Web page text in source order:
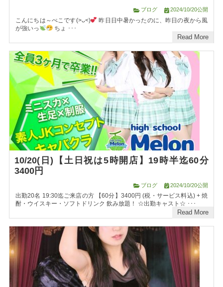
ブログ 2024/10/20公開
こんにちは～ぺこです(>ᴗ<)
昨日日中暑かったのに、昨日の夜から風
が強いっ
ちょ ･･･
Read More
10/20(日)【土日祝は5時開店】19時半迄60分
3400円
ブログ 2024/10/20公開
出勤20名 19:30迄ご来店の方 【60分】3400円 (税・サービス料込) + 焼
酎・ウイスキー・ソフトドリンク 飲み放題！ ☆出勤キャスト☆ ･･･
Read More